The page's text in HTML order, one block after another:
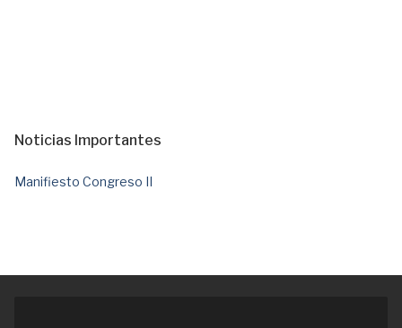
Noticias Importantes
Manifiesto Congreso II